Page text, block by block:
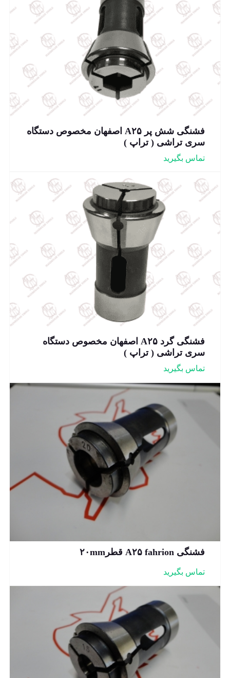
فشنگی شش پر A۲۵ اصفهان مخصوص دستگاه
سری تراشی ( تراپ )
تماس بگیرید
فشنگی گرد A۲۵ اصفهان مخصوص دستگاه
سری تراشی ( تراپ )
تماس بگیرید
فشنگی A۲۵ fahrion قطر۲۰mm
تماس بگیرید